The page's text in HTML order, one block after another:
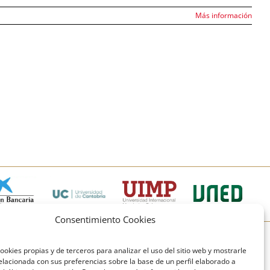
Consentimiento Cookies
propias y de terceros para analizar el uso del sitio web y mostrarle
con sus preferencias sobre la base de un perfil elaborado a
Más información
© Copyright Fundación Comillas
Política de cookies
Política de privacidad